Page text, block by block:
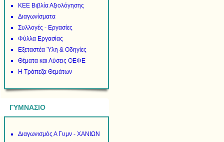
ΚΕΕ Βιβλία Αξιολόγησης
Διαγωνίσματα
Συλλογές - Εργασίες
Φύλλα Εργασίας
Εξεταστέα Ύλη & Οδηγίες
Θέματα και Λύσεις ΟΕΦΕ
Η Τράπεζα Θεμάτων
ΓΥΜΝΑΣΙΟ
Διαγωνισμός Α Γυμν - ΧΑΝΙΩΝ